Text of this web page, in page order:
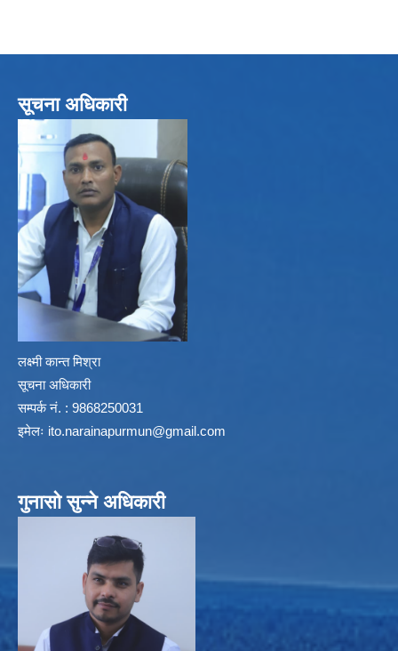
सूचना अधिकारी
लक्ष्मी कान्त मिश्रा
सूचना अधिकारी
सम्पर्क नं. : 9868250031
इमेलः ito.narainapurmun@gmail.com
गुनासो सुन्ने अधिकारी